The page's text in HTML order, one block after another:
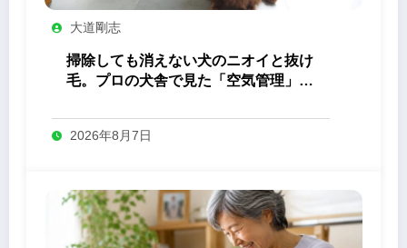
大道剛志
掃除しても消えない犬のニオイと抜け
毛。プロの犬舎で見た「空気管理」の
2026年8月7日